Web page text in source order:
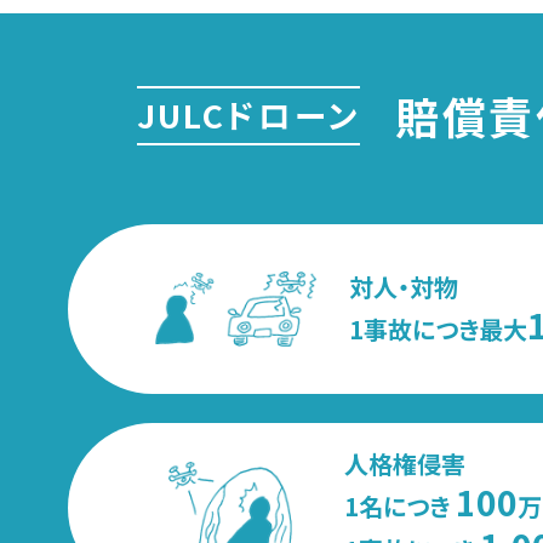
JULCドローン 賠償
対人・対物
1事故につき最大
人格権侵害
1名につき 100